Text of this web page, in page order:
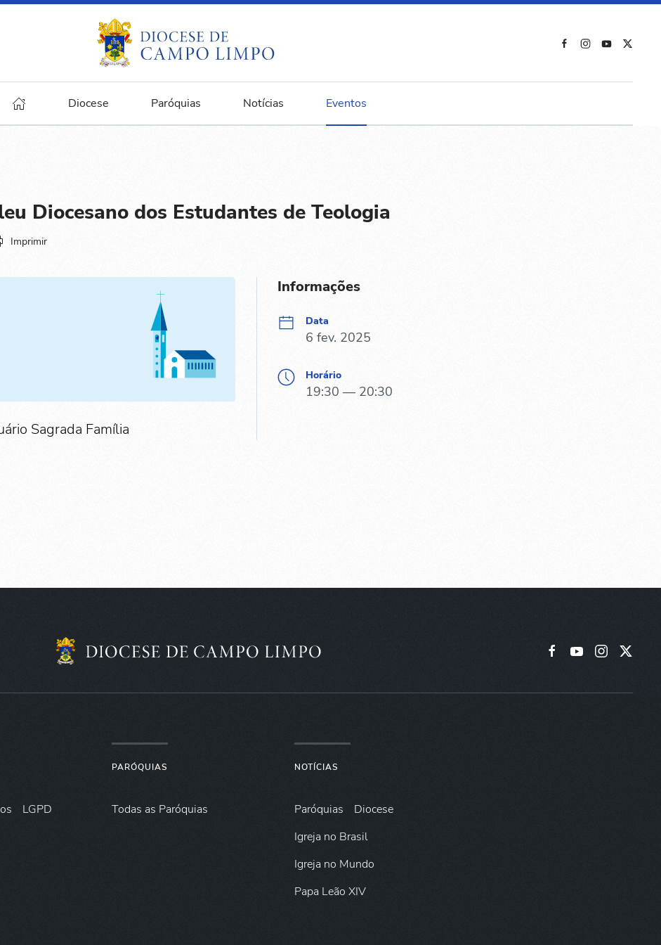
Diocese Paróquias Notícias Eventos
Diocesano dos Estudantes de Teologia
Imprimir
Sagrada Família
Informações
Data
6 fev. 2025
Horário
19:30 — 20:30
LGPD
PARÓQUIAS
Todas as Paróquias
NOTÍCIAS
Paróquias
Diocese
Igreja no Brasil
Igreja no Mundo
Papa Leão XIV